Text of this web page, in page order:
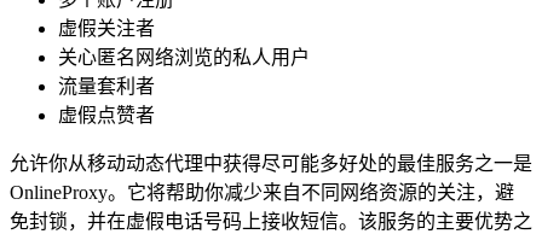
虚假关注者
关心匿名网络浏览的私人用户
流量套利者
虚假点赞者
允许你从移动动态代理中获得尽可能多好处的最佳服务之一是
OnlineProxy。它将帮助你减少来自不同网络资源的关注，避
免封锁，并在虚假电话号码上接收短信。该服务的主要优势之